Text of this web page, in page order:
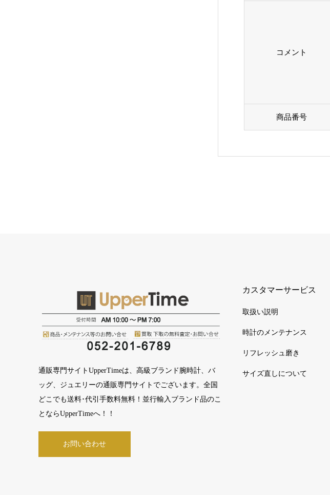
コメント
商品番号
通販専門サイトUpperTimeは、高級ブランド腕時計、バ
ッグ、ジュエリーの通販専門サイトでございます。全国
どこでも送料･代引手数料無料！並行輸入ブランド品のこ
とならUpperTimeへ！！
お問い合わせ
カスタマーサービス
取扱い説明
時計のメンテナンス
リフレッシュ磨き
サイズ直しについて